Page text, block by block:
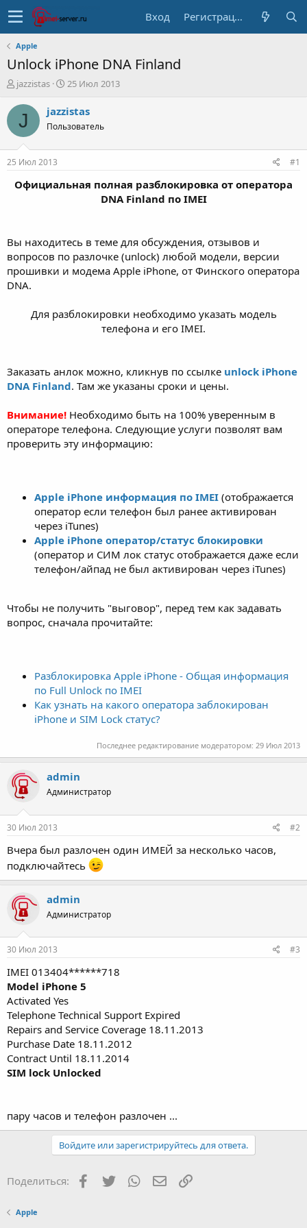
Вход Регистрация
Apple
Unlock iPhone DNA Finland
А
т
р
е
м
ы
jazzistas
Д
т
н
л
25 Июл 2013
J jazzistas
Пользователь
25 Июл 2013 #1
Официальная полная разблокировка от оператора
DNA Finland по IMEI
Вы находитесь в теме для обсуждения, отзывов и
вопросов по разлочке (unlock) любой модели, версии
прошивки и модема Apple iPhone, от Финского оператора
DNA.
Для разблокировки необходимо указать модель
телефона и его IMEI.
Заказать анлок можно, кликнув по ссылке unlock iPhone
DNA Finland. Там же указаны сроки и цены.
Внимание! Необходимо быть на 100% уверенным в
операторе телефона. Следующие услуги позволят вам
проверить эту информацию:
Apple iPhone информация по IMEI (отображается
оператор если телефон был ранее активирован
через iTunes)
Apple iPhone оператор/статус блокировки
(оператор и СИМ лок статус отображается даже если
телефон/айпад не был активирован через iTunes)
Чтобы не получить "выговор", перед тем как задавать
вопрос, сначала прочитайте:
Разблокировка Apple iPhone - Общая информация
по Full Unlock по IMEI
Как узнать на какого оператора заблокирован
iPhone и SIM Lock статус?
Последнее редактирование модератором: 29 Июл 2013
admin
Администратор
30 Июл 2013 #2
Вчера был разлочен один ИМЕЙ за несколько часов,
подключайтесь
admin
Администратор
30 Июл 2013 #3
IMEI 013404******718
Model iPhone 5
Activated Yes
Telephone Technical Support Expired
Repairs and Service Coverage 18.11.2013
Purchase Date 18.11.2012
Contract Until 18.11.2014
SIM lock Unlocked
пару часов и телефон разлочен ...
Войдите или зарегистрируйтесь для ответа.
Поделиться: Facebook
TwitterWhatsAppЭлектронная почта
Ссылка
Apple